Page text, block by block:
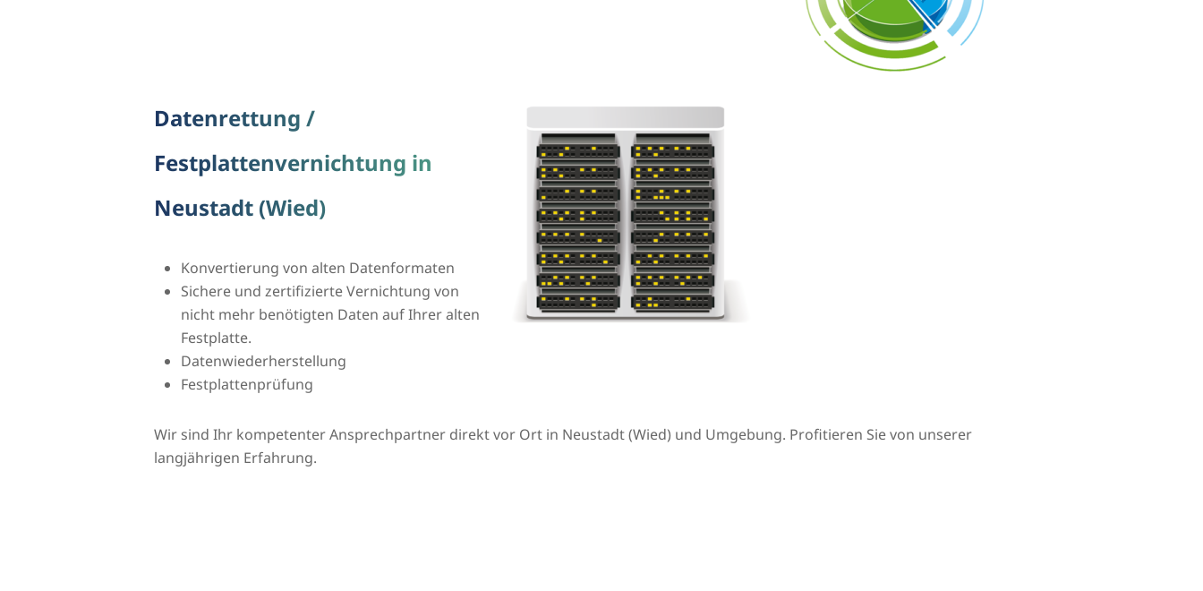
Datenrettung /
Festplattenvernichtung in
Neustadt (Wied)
Konvertierung von alten Datenformaten
Sichere und zertifizierte Vernichtung von
nicht mehr benötigten Daten auf Ihrer alten
Festplatte.
Datenwiederherstellung
Festplattenprüfung
Wir sind Ihr kompetenter Ansprechpartner direkt vor Ort in Neustadt (Wied) und Umgebung. Profitieren Sie von unserer
langjährigen Erfahrung.